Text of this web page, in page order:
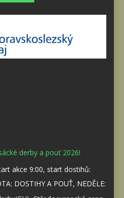
derby a pouť 2026!
akce 9:00, start dostihů:
DOSTIHY A POUŤ, NEDĚLE: